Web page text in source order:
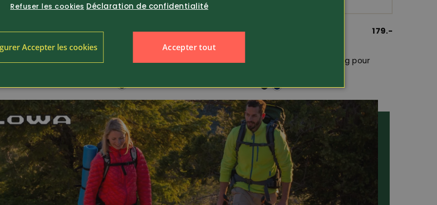
239.-
polyvalente
239.-
179.-
Chaussure de trekking pour
Refuser les cookies Déclaration de confidentialité
Accepter tout
Accepter les cookies